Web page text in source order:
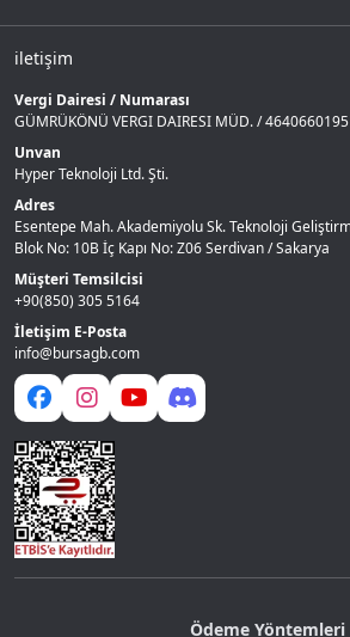
iletişim
Vergi Dairesi / Numarası
GÜMRÜKÖNÜ VERGI DAIRESI MÜD. / 4640660195
Unvan
Hyper Teknoloji Ltd. Şti.
Adres
Esentepe Mah. Akademiyolu Sk. Teknoloji
Blok No: 10B İç Kapı No: Z06 Serdivan / Sakarya
Müşteri Temsilcisi
+90(850) 305 5164
İletişim E-Posta
info@bursagb.com
Ödeme Yöntemleri